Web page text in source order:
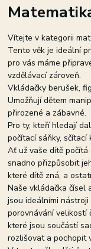
Vítejte v kategorii
Tento věk je ideální
pro vás máme
vzdělávací zároveň.
Vkládačky berušek,
Umožňují dětem
přirozené a zábavné.
Pro ty, kteří hledají
počítací sáňky, sčítací
Ať už vaše dítě
snadno přizpůsobit
které dítě zná, a
Naše vkládačka čísel
jsou ideálními
porovnávání velikostí
které jsou součástí
rozlišovat a pochopit